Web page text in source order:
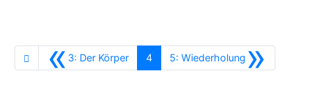
«3: Der KörperAnterior
4 »
5: WiederholungSiguiente